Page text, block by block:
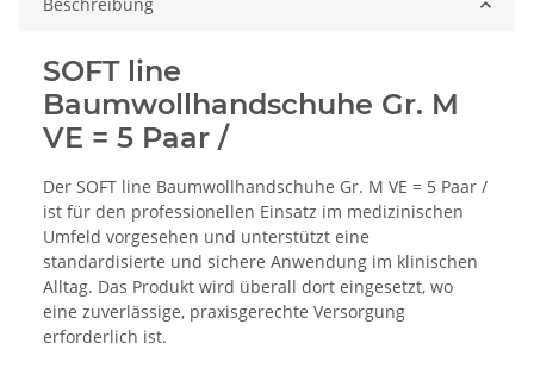
SOFT line
Baumwollhandschuhe Gr. M
VE = 5 Paar /
Der SOFT line Baumwollhandschuhe Gr. M VE = 5 Paar /
ist für den professionellen Einsatz im medizinischen
Umfeld vorgesehen und unterstützt eine
standardisierte und sichere Anwendung im klinischen
Alltag. Das Produkt wird überall dort eingesetzt, wo
eine zuverlässige, praxisgerechte Versorgung
erforderlich ist.